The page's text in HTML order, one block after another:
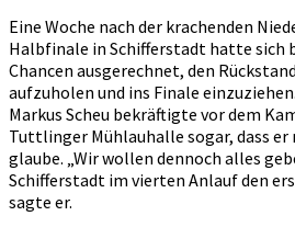
Eine Woche nach der krachenden
Halbfinale in Schifferstadt hatte sich
Chancen ausgerechnet, den
aufzuholen und ins Finale
Markus Scheu bekräftigte vor dem
Tuttlinger Mühlauhalle sogar, dass er
glaube. „Wir wollen dennoch alles
Schifferstadt im vierten Anlauf den
sagte er.